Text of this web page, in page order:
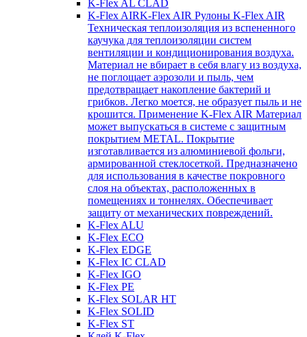
K-Flex AL CLAD
K-Flex AIRK-Flex AIR Рулоны K-Flex AIR
Техническая теплоизоляция из вспененного
каучука для теплоизоляции систем
вентиляции и кондиционирования воздуха.
Материал не вбирает в себя влагу из воздуха,
не поглощает аэрозоли и пыль, чем
предотвращает накопление бактерий и
грибков. Легко моется, не образует пыль и не
крошится. Применение K-Flex AIR Материал
может выпускаться в системе c защитным
покрытием METAL. Покрытие
изготавливается из алюминиевой фольги,
армированной стеклосеткой. Предназначено
для использования в качестве покровного
слоя на объектах, расположенных в
помещениях и тоннелях. Обеспечивает
защиту от механических повреждений.
K-Flex ALU
K-Flex ECO
K-Flex EDGE
K-Flex IC CLAD
K-Flex IGO
K-Flex PE
K-Flex SOLAR HT
K-Flex SOLID
K-Flex ST